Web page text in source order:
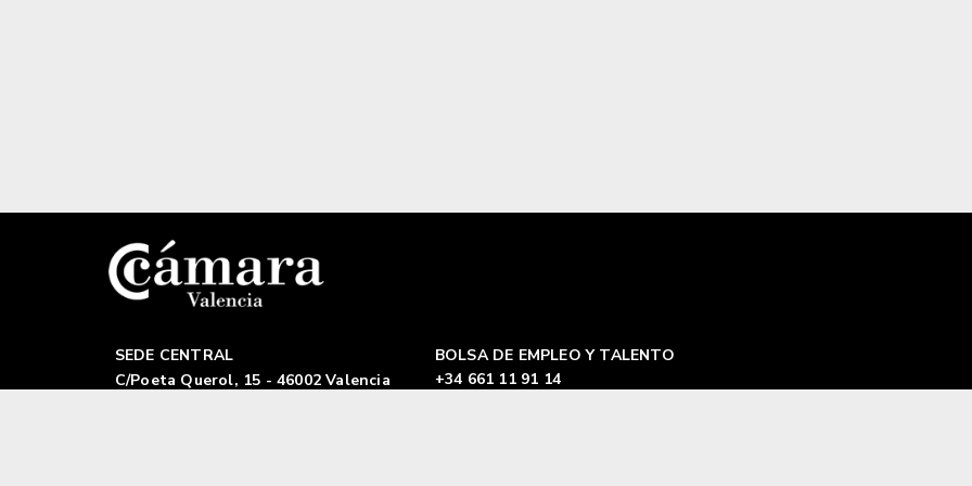
SEDE CENTRAL
C/Poeta Querol, 15 - 46002 Valencia
BOLSA DE EMPLEO Y TALENTO
+34 661 11 91 14